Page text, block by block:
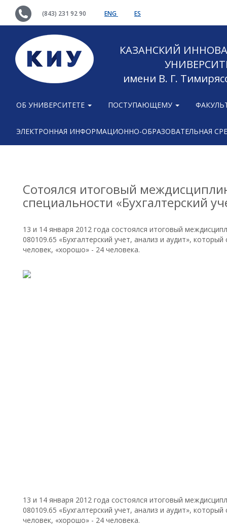
(843) 231 92 90 ENG ES
КАЗАНСКИЙ
имени В. Г.
ОБ УНИВЕРСИТЕТЕ ПОСТУПАЮЩЕМУ
ЭЛЕКТРОННАЯ ИНФОРМАЦИОННО-ОБРАЗОВАТЕЛЬНАЯ
Сотоялся итоговый
специальности «Бухгалтерский
13 и 14 января 2012 года состоялся итоговый
080109.65 «Бухгалтерский учет, анализ и аудит»,
человек, «хорошо» - 24 человека.
13 и 14 января 2012 года состоялся итоговый
080109.65 «Бухгалтерский учет, анализ и аудит»,
человек, «хорошо» - 24 человека.